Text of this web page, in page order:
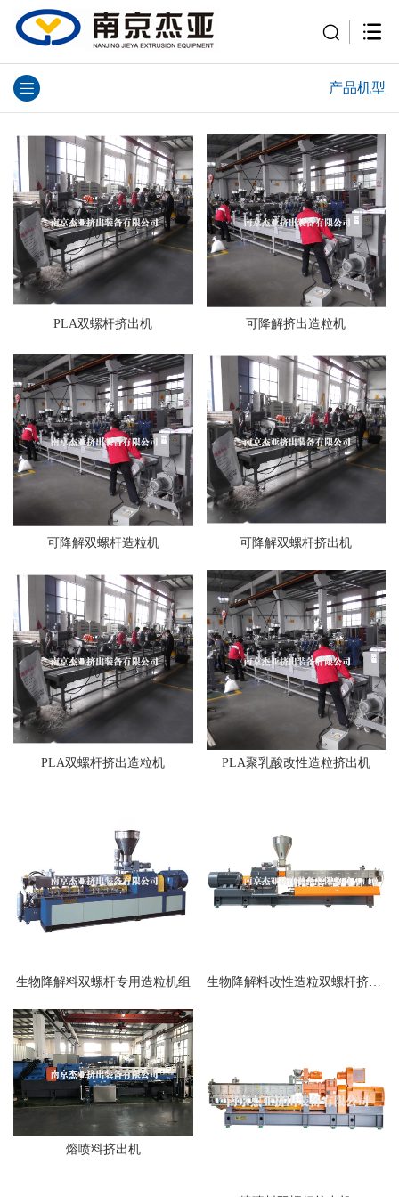
产品机型
PLA双螺杆挤出机 可降解挤出造粒机
可降解双螺杆造粒机 可降解双螺杆挤出机
PLA双螺杆挤出造粒机 PLA聚乳酸改性造粒挤出机
生物降解料双螺杆专用造粒机组 生物降解料改性造粒双螺杆挤出机
熔喷料挤出机